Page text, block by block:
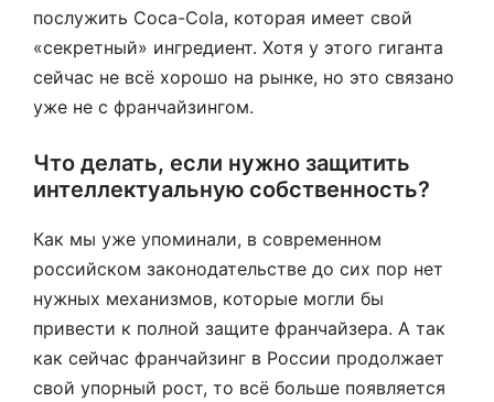
послужить Coca-Cola, которая имеет свой
«секретный» ингредиент. Хотя у этого гиганта
сейчас не всё хорошо на рынке, но это связано
уже не с франчайзингом.
Что делать, если нужно защитить
интеллектуальную собственность?
Как мы уже упоминали, в современном
российском законодательстве до сих пор нет
нужных механизмов, которые могли бы
привести к полной защите франчайзера. А так
как сейчас франчайзинг в России продолжает
свой упорный рост, то всё больше появляется